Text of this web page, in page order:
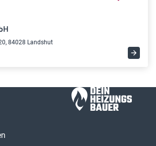
84028 Landshut